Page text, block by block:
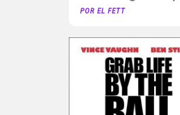
POR EL FETT